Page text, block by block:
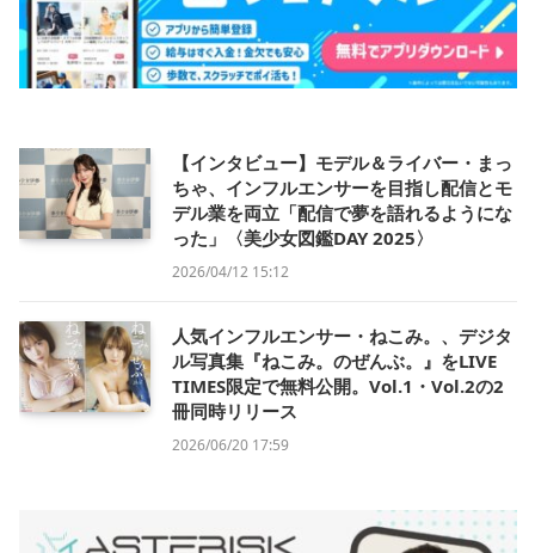
【インタビュー】モデル＆ライバー・まっ
ちゃ、インフルエンサーを目指し配信とモ
デル業を両立「配信で夢を語れるようにな
った」〈美少女図鑑DAY 2025〉
2026/04/12 15:12
人気インフルエンサー・ねこみ。、デジタ
ル写真集『ねこみ。のぜんぶ。』をLIVE
TIMES限定で無料公開。Vol.1・Vol.2の2
冊同時リリース
2026/06/20 17:59